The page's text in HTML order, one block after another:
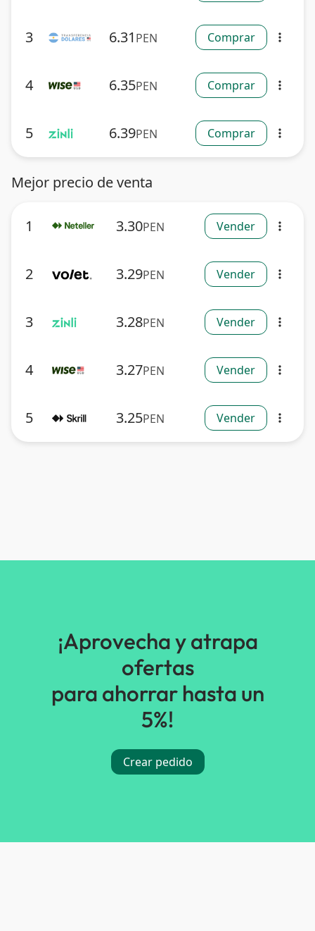
3 6.31 PEN Comprar more_vert
4 6.35PEN Comprar more_vert
5 6.39PEN Comprar more_vert
Mejor precio de venta
1 3.30PEN Vender more_vert
2 3.29PEN Vender more_vert
3 3.28PEN Vender more_vert
4 3.27PEN Vender more_vert
5 3.25PEN Vender more_vert
¡Aprovecha y atrapa
ofertas
para ahorrar hasta un
5%!
Crear pedido